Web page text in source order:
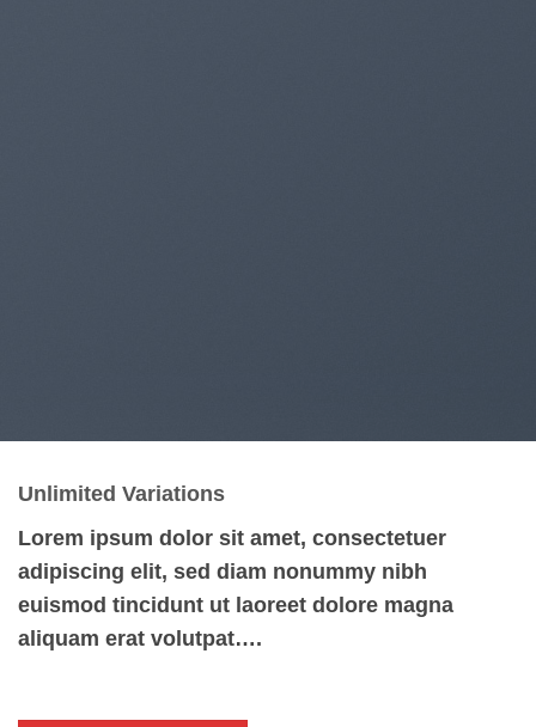
Unlimited Variations
Lorem ipsum dolor sit amet, consectetuer
adipiscing elit, sed diam nonummy nibh
euismod tincidunt ut laoreet dolore magna
aliquam erat volutpat….